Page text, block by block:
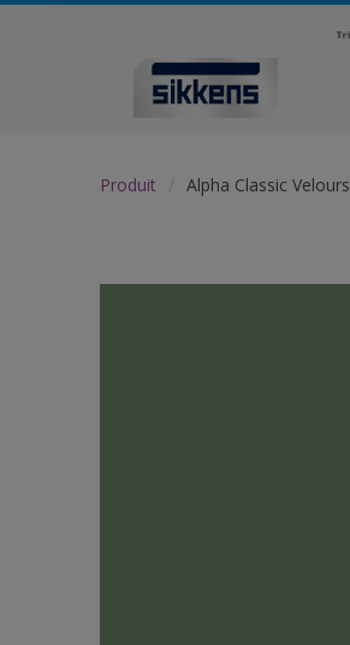
Produit Alpha Classic Velours